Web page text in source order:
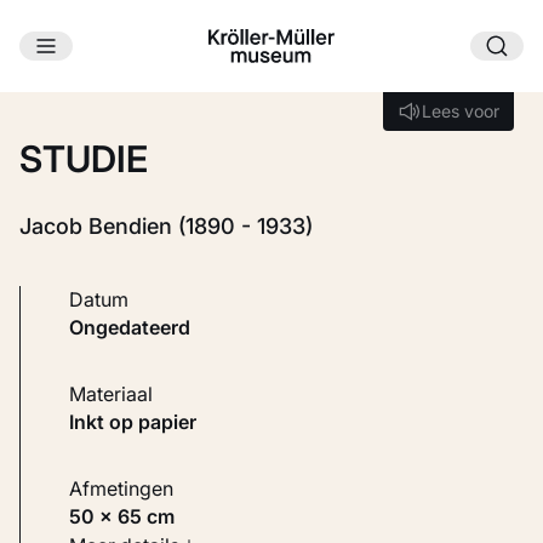
Ga naar hoofdinhoud
Lees voor
Lees voor
STUDIE
Jacob Bendien (1890 - 1933)
Datum
ongedateerd
Materiaal
Inkt op papier
Afmetingen
50 × 65 cm